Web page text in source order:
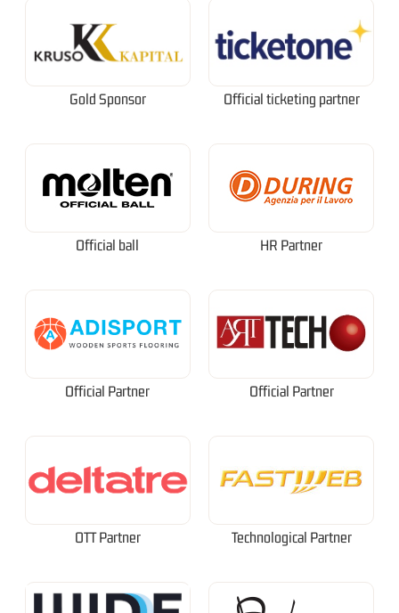
Gold Sponsor Official ticketing partner
Official ball HR Partner
Official Partner Official Partner
OTT Partner Technological Partner